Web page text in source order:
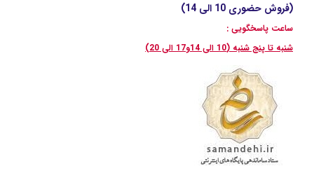
(فروش حضوری 10 الی 14)
ساعت پاسخگویی :
شنبه تا پنج شنبه (10 الی 14و17 الی 20)